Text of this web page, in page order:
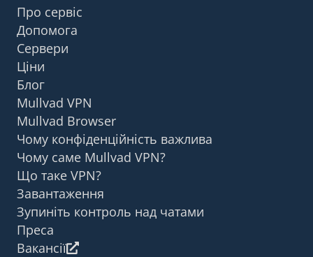
Про сервіс
Допомога
Сервери
Ціни
Блог
Mullvad VPN
Mullvad Browser
Чому конфіденційність важлива
Чому саме Mullvad VPN?
Що таке VPN?
Завантаження
Зупиніть контроль над чатами
Преса
Вакансії